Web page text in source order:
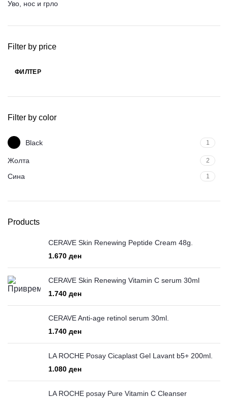
Уво, нос и грло
Filter by price
ФИЛТЕР
Filter by color
Black 1
Жолта 2
Сина 1
Products
CERAVE Skin Renewing Peptide Cream 48g.
ден
CERAVE Skin Renewing Vitamin C serum 30ml
ден
CERAVE Anti-age retinol serum 30ml.
ден
LA ROCHE Posay Cicaplast Gel Lavant b5+ 200ml.
ден
LA ROCHE posay Pure Vitamin C Cleanser